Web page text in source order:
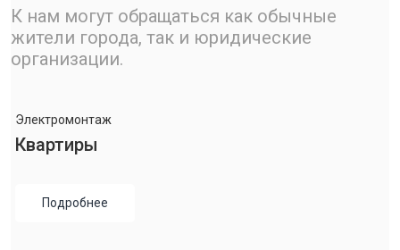
К нам могут обращаться как обычные
жители города, так и юридические
организации.
Электромонтаж
Квартиры
Подробнее